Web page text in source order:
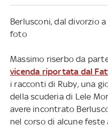
Berlusconi, dal divorzio
foto
Massimo riserbo da
vicenda riportata dal
i racconti di Ruby, una
della scuderia di Lele
avere incontrato
nel corso di alcune feste